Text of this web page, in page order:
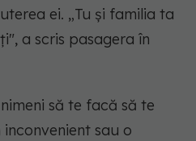
ei. „Tu și familia ta
a scris pasagera în
să te facă să te
sau o